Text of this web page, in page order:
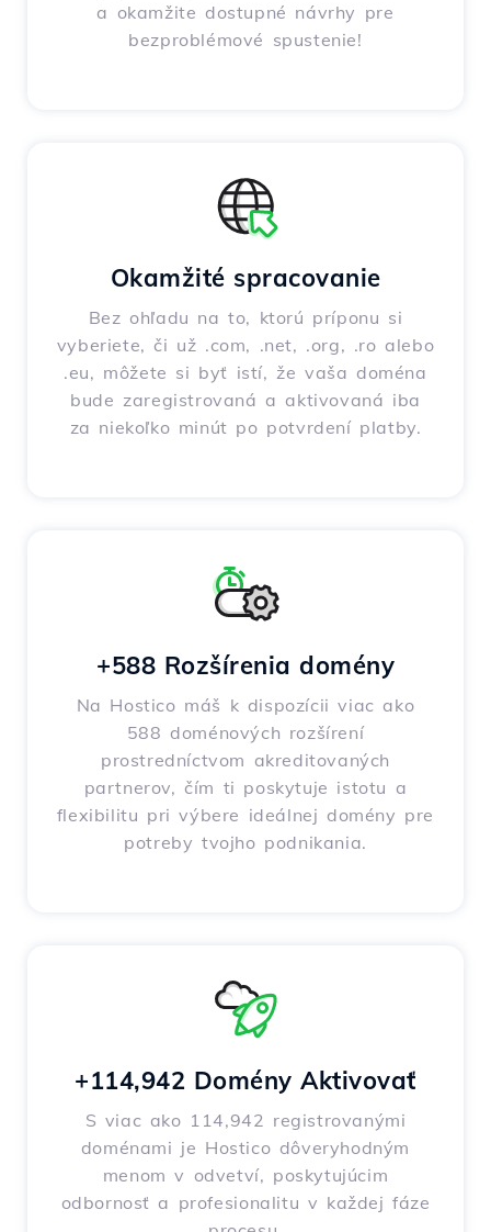
a okamžite dostupné návrhy pre
bezproblémové spustenie!
Okamžité spracovanie
Bez ohľadu na to, ktorú príponu si
vyberiete, či už .com, .net, .org, .ro alebo
.eu, môžete si byť istí, že vaša doména
bude zaregistrovaná a aktivovaná iba
za niekoľko minút po potvrdení platby.
+588 Rozšírenia domény
Na Hostico máš k dispozícii viac ako
588 doménových rozšírení
prostredníctvom akreditovaných
partnerov, čím ti poskytuje istotu a
flexibilitu pri výbere ideálnej domény pre
potreby tvojho podnikania.
+114,942 Domény Aktivovať
S viac ako 114,942 registrovanými
doménami je Hostico dôveryhodným
menom v odvetví, poskytujúcim
odbornosť a profesionalitu v každej fáze